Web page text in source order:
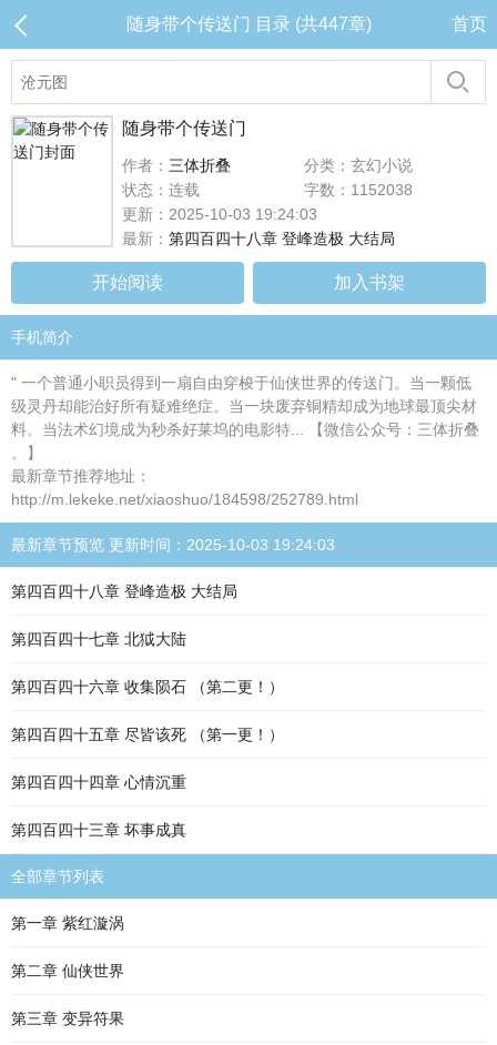
随身带个传送门 目录 (共447章) 首页
随身带个传送门
作者： 三体折叠
分类：玄幻小说
状态：连载
字数：1152038
更新：2025-10-03 19:24:03
最新： 第四百四十八章 登峰造极 大结局
开始阅读 加入书架
手机简介
" 一个普通小职员得到一扇自由穿梭于仙侠世界的传送门。当一颗低
级灵丹却能治好所有疑难绝症。当一块废弃铜精却成为地球最顶尖材
料。当法术幻境成为秒杀好莱坞的电影特... 【微信公众号：三体折叠
。】
最新章节推荐地址：
http://m.lekeke.net/xiaoshuo/184598/252789.html
最新章节预览 更新时间：2025-10-03 19:24:03
第四百四十八章 登峰造极 大结局
第四百四十七章 北狘大陆
第四百四十六章 收集陨石 （第二更！）
第四百四十五章 尽皆该死 （第一更！）
第四百四十四章 心情沉重
第四百四十三章 坏事成真
全部章节列表
第一章 紫红漩涡
第二章 仙侠世界
第三章 变异符果